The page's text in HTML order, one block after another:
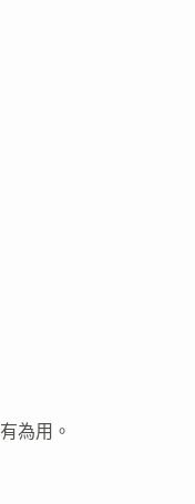
為用。